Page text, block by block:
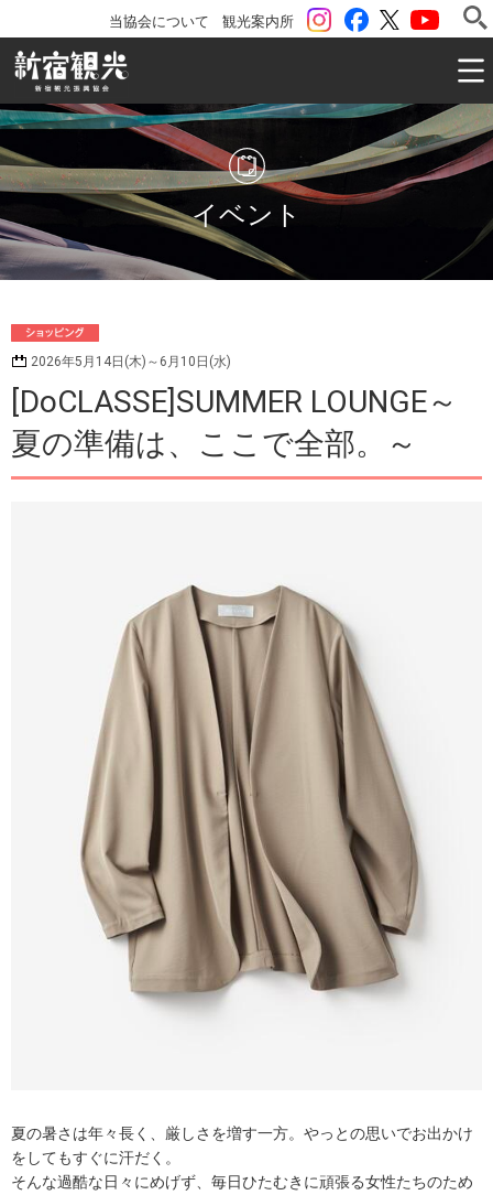
ツイッター
Facebook
instagram
観光案内所
当協会について
一般社団法人 新宿観光振興協会 Shinjuku
イベント
ョッピング
2026年5月14日(木)～6月10日(水)
[DoCLASSE]SUMMER LOUNGE～
夏の準備は、ここで全部。～
夏の暑さは年々長く、厳しさを増す一方。やっとの思いでお出かけ
をしてもすぐに汗だく。
そんな過酷な日々にめげず、毎日ひたむきに頑張る女性たちのため